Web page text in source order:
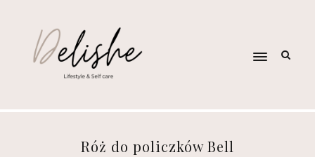
Róż do policzków Bell